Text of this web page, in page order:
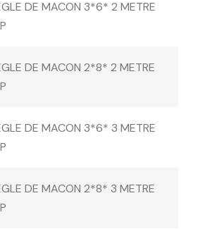
DE MACON 3*6* 2 METRE
DE MACON 2*8* 2 METRE
DE MACON 3*6* 3 METRE
DE MACON 2*8* 3 METRE